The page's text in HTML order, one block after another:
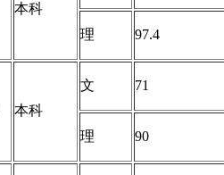
本科
理 97.4
本科
文 71
理 90